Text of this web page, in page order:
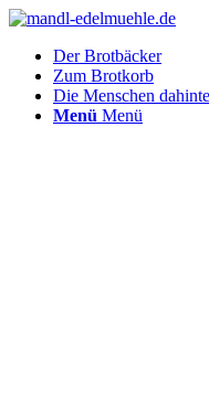
Der Brotbäcker
Zum Brotkorb
Die Menschen
Menü Menü